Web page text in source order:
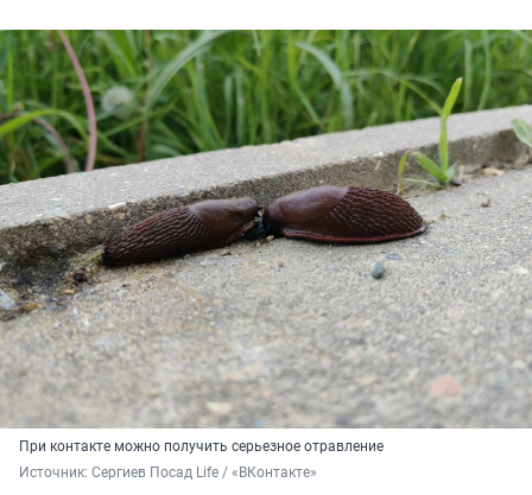
При контакте можно получить серьезное отравление
Источник: Сергиев Посад Life / «ВКонтакте»